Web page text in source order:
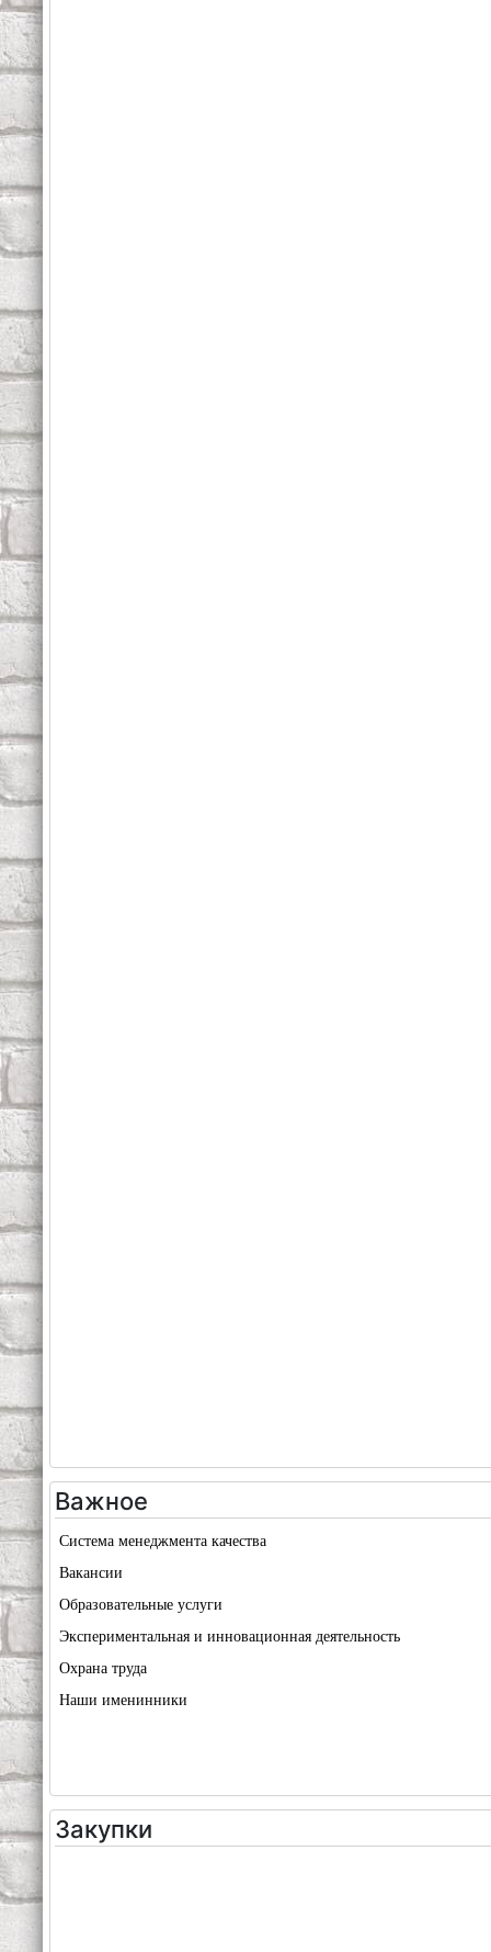
Важное
Система менеджмента качества
Вакансии
Образовательные услуги
Экспериментальная и инновационная деятельность
Охрана труда
Наши именинники
Закупки